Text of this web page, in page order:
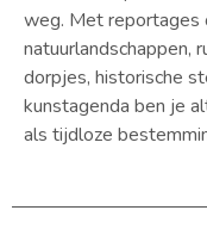
weg. Met reportages
natuurlandschappen,
dorpjes, historische
kunstagenda ben je
als tijdloze